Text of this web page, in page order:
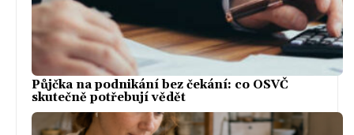
Půjčka na podnikání bez čekání: co OSVČ
skutečně potřebují vědět